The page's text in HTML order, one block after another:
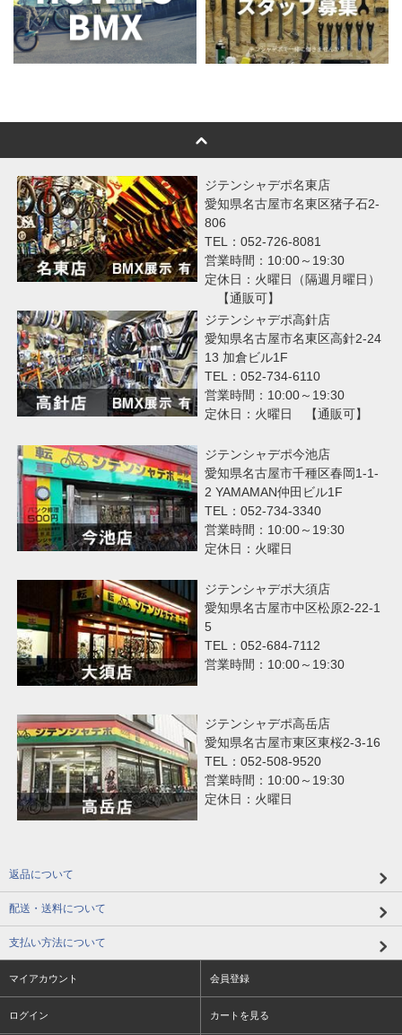
ジテンシャデポ名東店
愛知県名古屋市名東区猪子石2-
806
TEL：052-726-8081
営業時間：10:00～19:30
定休日：火曜日（隔週月曜日）
【通販可】
ジテンシャデポ高針店
愛知県名古屋市名東区高針2-24
13 加倉ビル1F
TEL：052-734-6110
営業時間：10:00～19:30
定休日：火曜日 【通販可】
ジテンシャデポ今池店
愛知県名古屋市千種区春岡1-1-
2 YAMAMAN仲田ビル1F
TEL：052-734-3340
営業時間：10:00～19:30
定休日：火曜日
ジテンシャデポ大須店
愛知県名古屋市中区松原2-22-1
5
TEL：052-684-7112
営業時間：10:00～19:30
ジテンシャデポ高岳店
愛知県名古屋市東区東桜2-3-16
TEL：052-508-9520
営業時間：10:00～19:30
定休日：火曜日
返品について
配送・送料について
支払い方法について
マイアカウント 会員登録
ログイン カートを見る